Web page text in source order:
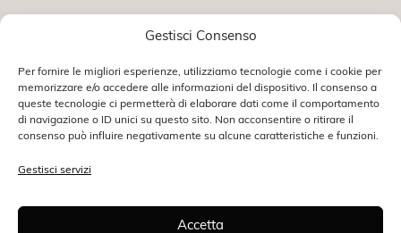
Gestisci Consenso
Per fornire le migliori esperienze, utilizziamo tecnologie come i cookie per
memorizzare e/o accedere alle informazioni del dispositivo. Il consenso a
queste tecnologie ci permetterà di elaborare dati come il comportamento
di navigazione o ID unici su questo sito. Non acconsentire o ritirare il
consenso può influire negativamente su alcune caratteristiche e funzioni.
Gestisci servizi
Accetta
Servizi esclusivi
Newsletter
Scopri l'eccellenza dei nostri capi : ricevi il 10% sul tuo
primo ordine.